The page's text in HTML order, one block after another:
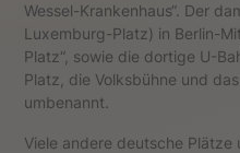
Wessel-Krankenhaus“. Der
Luxemburg-Platz) in Berlin-
Platz“, sowie die dortige U-
Platz, die Volksbühne und
umbenannt.
Viele andere deutsche